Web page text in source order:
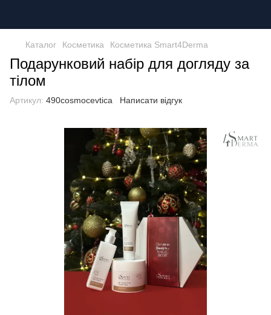
Каталог Косметика Косметика Smart4Derma
Подарунковий набір для догляду за
тілом
Артикул: 490cosmocevtica Написати відгук